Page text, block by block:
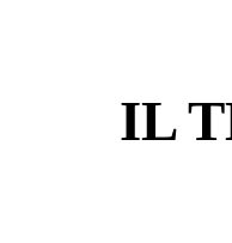
IL